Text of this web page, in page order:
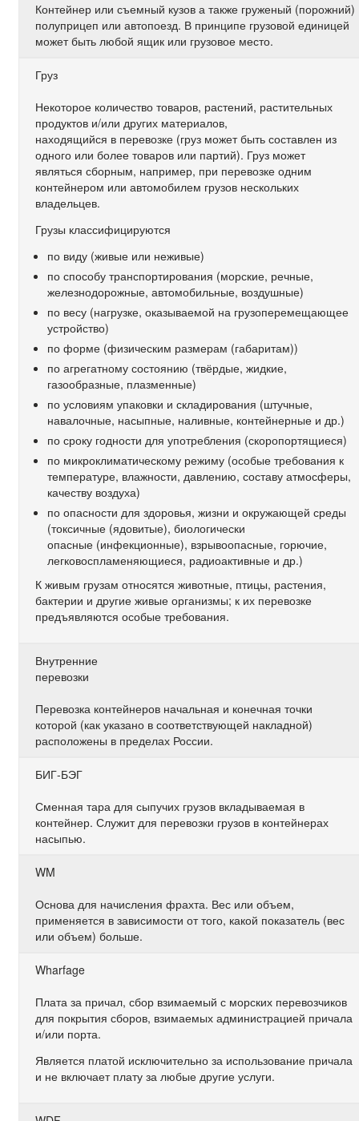
Контейнер или съемный кузов а также груженый (порожний)
полуприцеп или автопоезд. В принципе грузовой единицей
может быть любой ящик или грузовое место.
Груз
Некоторое количество товаров, растений, растительных
продуктов и/или других материалов,
находящийся в перевозке (груз может быть составлен из
одного или более товаров или партий). Груз может
являться сборным, например, при перевозке одним
контейнером или автомобилем грузов нескольких
владельцев.
Грузы классифицируются
по виду (живые или неживые)
по способу транспортирования (морские, речные,
железнодорожные, автомобильные, воздушные)
по весу (нагрузке, оказываемой на грузоперемещающее
устройство)
по форме (физическим размерам (габаритам))
по агрегатному состоянию (твёрдые, жидкие,
газообразные, плазменные)
по условиям упаковки и складирования (штучные,
навалочные, насыпные, наливные, контейнерные и др.)
по сроку годности для употребления (скоропортящиеся)
по микроклиматическому режиму (особые требования к
температуре, влажности, давлению, составу атмосферы,
качеству воздуха)
по опасности для здоровья, жизни и окружающей среды
(токсичные (ядовитые), биологически
опасные (инфекционные), взрывоопасные, горючие,
легковоспламеняющиеся, радиоактивные и др.)
К живым грузам относятся животные, птицы, растения,
бактерии и другие живые организмы; к их перевозке
предъявляются особые требования.
Внутренние
перевозки
Перевозка контейнеров начальная и конечная точки
которой (как указано в соответствующей накладной)
расположены в пределах России.
БИГ-БЭГ
Сменная тара для сыпучих грузов вкладываемая в
контейнер. Служит для перевозки грузов в контейнерах
насыпью.
WM
Основа для начисления фрахта. Вес или объем,
применяется в зависимости от того, какой показатель (вес
или объем) больше.
Wharfage
Плата за причал, сбор взимаемый с морских перевозчиков
для покрытия сборов, взимаемых администрацией причала
и/или порта.
Является платой исключительно за использование причала
и не включает плату за любые другие услуги.